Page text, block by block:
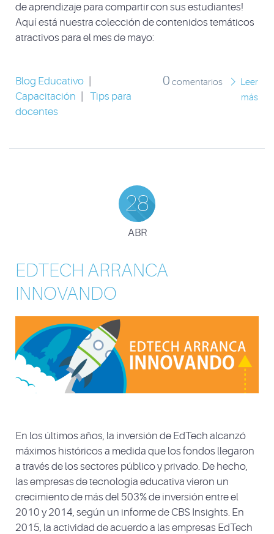
de aprendizaje para compartir con sus estudiantes!
Aquí está nuestra colección de contenidos temáticos
atractivos para el mes de mayo:
Blog Educativo
Capacitación
Tips para
docentes
0 comentarios
Leer
más
28
ABR
EDTECH ARRANCA
INNOVANDO
En los últimos años, la inversión de EdTech alcanzó
máximos históricos a medida que los fondos llegaron
a través de los sectores público y privado. De hecho,
las empresas de tecnología educativa vieron un
crecimiento de más del 503% de inversión entre el
2010 y 2014, según un informe de CBS Insights. En
2015, la actividad de acuerdo a las empresas EdTech